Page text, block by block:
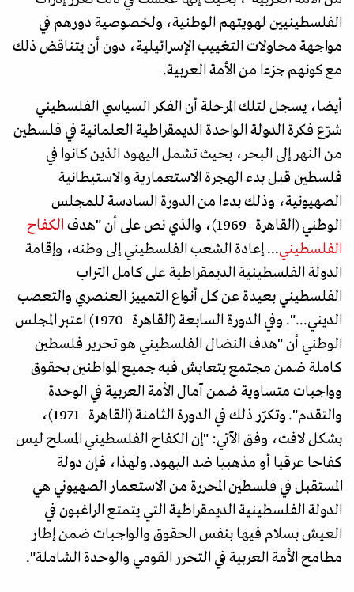
الفلسطينيين لهويتهم الوطنية، ولخصوصية دورهم في
مواجهة محاولات التغييب الإسرائيلية، دون أن يتناقض ذلك
مع كونهم جزءا من الأمة العربية.
أيضا، يسجل لتلك المرحلة أن الفكر السياسي الفلسطيني
شرّع فكرة الدولة الواحدة الديمقراطية العلمانية في فلسطين
من النهر إلى البحر، بحيث تشمل اليهود الذين كانوا في
فلسطين قبل بدء الهجرة الاستعمارية والاستيطانية
الصهيونية، وذلك بدءا من الدورة السادسة للمجلس
الوطني (القاهرة- 1969)، والذي نص على أن "هدف
الكفاح
الفلسطيني... إعادة الشعب الفلسطيني إلى وطنه، وإقامة
الدولة الفلسطينية الديمقراطية على كامل التراب
الفلسطيني بعيدة عن كل أنواع التمييز العنصري والتعصب
الديني...". وفي الدورة السابعة (القاهرة- 1970) اعتبر المجلس
الوطني أن "هدف النضال الفلسطيني هو تحرير فلسطين
كاملة ضمن مجتمع يتعايش فيه جميع المواطنين بحقوق
وواجبات متساوية ضمن آمال الأمة العربية في الوحدة
والتقدم". وتكرّر ذلك في الدورة الثامنة (القاهرة- 1971)،
بشكل لافت، وفق الآتي: "إن الكفاح الفلسطيني المسلح ليس
كفاحا عرقيا أو مذهبيا ضد اليهود. ولهذا، فإن دولة
المستقبل في فلسطين المحررة من الاستعمار الصهيوني هي
الدولة الفلسطينية الديمقراطية التي يتمتع الراغبون في
العيش بسلام فيها بنفس الحقوق والواجبات ضمن إطار
مطامح الأمة العربية في التحرر القومي والوحدة الشاملة".